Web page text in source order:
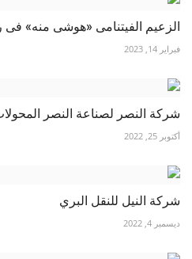
الزعيم الفيتنامى «هوشى منه» فى
فبراير 14, 2023
شركة النصر لصناعة النصر المحولات
أكتوبر 25, 2022
شركة النيل للنقل البري
ديسمبر 4, 2022